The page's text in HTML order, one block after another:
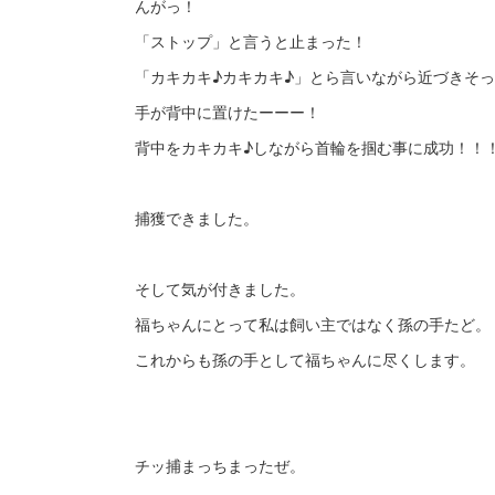
んがっ！
「ストップ」と言うと止まった！
「カキカキ♪カキカキ♪」とら言いながら近づきそ
手が背中に置けたーーー！
背中をカキカキ♪しながら首輪を掴む事に成功！！！
捕獲できました。
そして気が付きました。
福ちゃんにとって私は飼い主ではなく孫の手たど。
これからも孫の手として福ちゃんに尽くします。
チッ捕まっちまったぜ。